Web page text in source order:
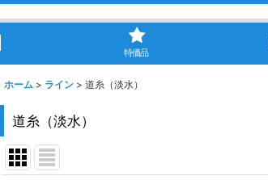
特価品
ホーム > ライン > 道糸（淡水）
道糸（淡水）